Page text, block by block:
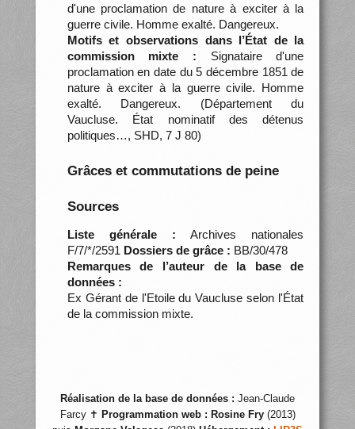
d'une proclamation de nature à exciter à la
guerre civile. Homme exalté. Dangereux.
Motifs et observations dans l’État de la
commission mixte : Signataire d'une
proclamation en date du 5 décembre 1851 de
nature à exciter à la guerre civile. Homme
exalté. Dangereux. (Département du
Vaucluse. État nominatif des détenus
politiques…, SHD, 7 J 80)
Grâces et commutations de peine
Sources
Liste générale : Archives nationales
F/7/*/2591 Dossiers de grâce : BB/30/478
Remarques de l’auteur de la base de
données :
Ex Gérant de l'Etoile du Vaucluse selon l'État
de la commission mixte.
Réalisation de la base de données : Jean-Claude
Farcy ✝ Programmation web : Rosine Fry(2013)